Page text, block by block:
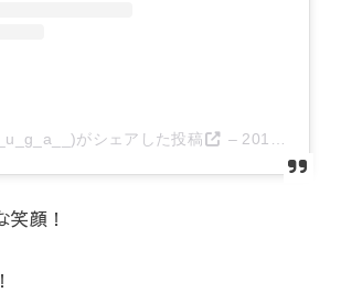
がシェアした投稿 – 2019年 1月月5日午後6時22分PST
笑顔！